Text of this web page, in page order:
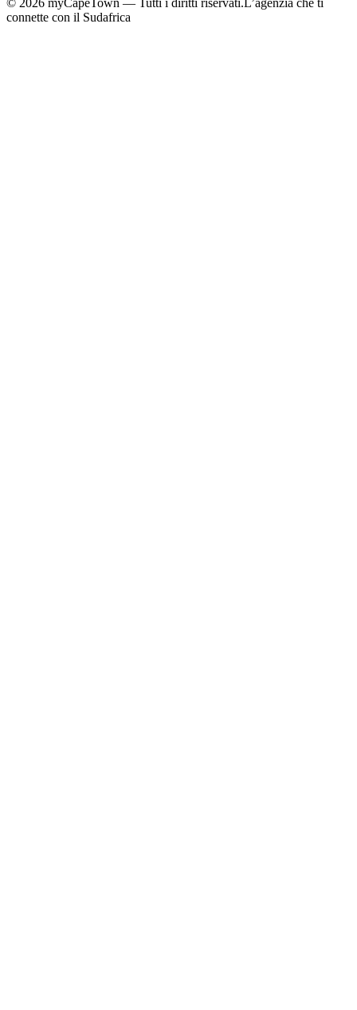
© 2026 myCapeTown — Tutti i diritti riservati. L’agenzia che ti
connette con il Sudafrica